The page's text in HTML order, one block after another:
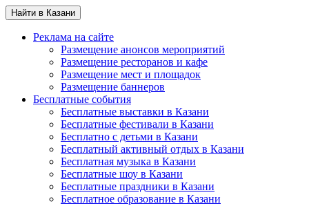
Найти в Казани
Реклама на сайте
Размещение анонсов мероприятий
Размещение ресторанов и кафе
Размещение мест и площадок
Размещение баннеров
Бесплатные события
Бесплатные выставки в Казани
Бесплатные фестивали в Казани
Бесплатно с детьми в Казани
Бесплатный активный отдых в Казани
Бесплатная музыка в Казани
Бесплатные шоу в Казани
Бесплатные праздники в Казани
Бесплатное образование в Казани